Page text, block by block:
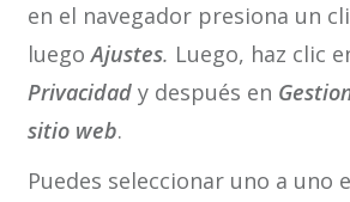
en el navegador presiona un
luegoAjustes. Luego, haz clic
Privacidad y después en
sitio web.
Puedes seleccionar uno a uno